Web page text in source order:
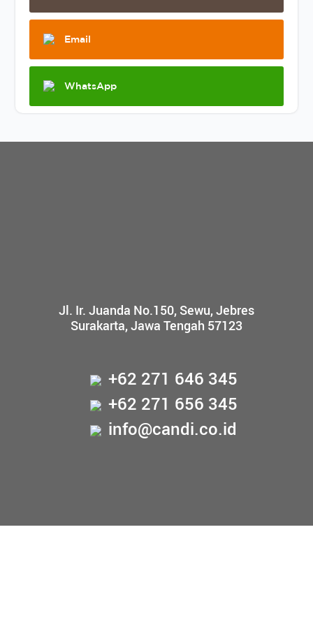
Email
WhatsApp
Jl. Ir. Juanda No.150, Sewu, Jebres
Surakarta, Jawa Tengah 57123
+62 271 646 345
+62 271 656 345
info@candi.co.id